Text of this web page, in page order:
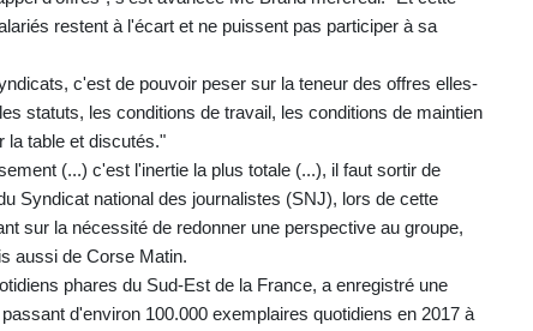
restent à l'écart et ne puissent pas participer à sa
c'est de pouvoir peser sur la teneur des offres elles-
statuts, les conditions de travail, les conditions de maintien
la table et discutés."
(...) c'est l'inertie la plus totale (...), il faut sortir de
Syndicat national des journalistes (SNJ), lors de cette
sur la nécessité de redonner une perspective au groupe,
aussi de Corse Matin.
phares du Sud-Est de la France, a enregistré une
d'environ 100.000 exemplaires quotidiens en 2017 à